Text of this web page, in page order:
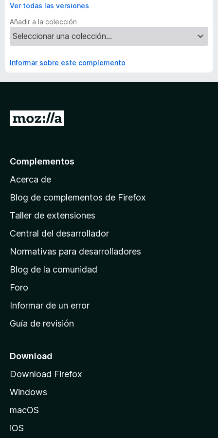
Ver todas las versiones
Añadir a la colección
Informar sobre este complemento
p
á
n
a
e
i
n
c
o
e
M
i
Complementos
Acerca de
Blog de complementos de Firefox
Taller de extensiones
Central del desarrollador
Normativas para desarrolladores
Blog de la comunidad
Foro
Informar de un error
Guía de revisión
Download
Download Firefox
Windows
macOS
iOS